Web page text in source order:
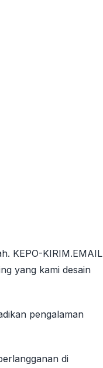
KEPO-KIRIM.EMAIL
yang kami desain
pengalaman
di